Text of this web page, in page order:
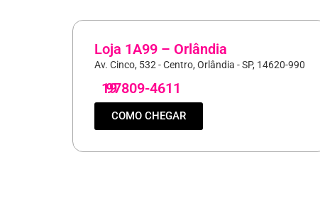
Loja 1A99 – Orlândia
Av. Cinco, 532 - Centro, Orlândia - SP, 14620-990
19
97809-4611
COMO CHEGAR